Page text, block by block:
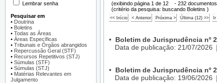
Lembrar senha
Pesquisar em
• Doutrina
• Boletins
• Todas as Áreas
• Áreas Específicas
• Tribunais e Órgãos abrangidos
• Repercussão Geral (STF)
• Recursos Repetitivos (STJ)
• Súmulas (STF)
• Súmulas (STJ)
• Matérias Relevantes em
Julgamento
(exibindo página 1 de 12 - 232
(critério da pesquisa: buscando Boletins )
• Boletim de Jurisprudência nº
Data de publicação: 21/07/2026
• Boletim de Jurisprudência nº
Data de publicação: 19/06/2026